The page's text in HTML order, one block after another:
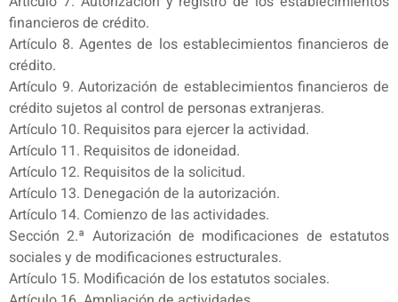
financieros de crédito.
Artículo 8. Agentes de los establecimientos financieros de
crédito.
Artículo 9. Autorización de establecimientos financieros de
crédito sujetos al control de personas extranjeras.
Artículo 10. Requisitos para ejercer la actividad.
Artículo 11. Requisitos de idoneidad.
Artículo 12. Requisitos de la solicitud.
Artículo 13. Denegación de la autorización.
Artículo 14. Comienzo de las actividades.
Sección 2.ª Autorización de modificaciones de estatutos
sociales y de modificaciones estructurales.
Artículo 15. Modificación de los estatutos sociales.